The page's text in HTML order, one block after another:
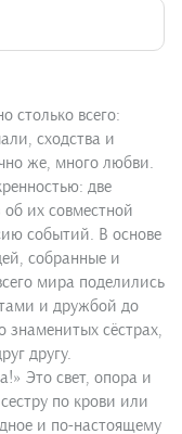
столько всего:
сходства и
же, много любви.
две
об их совместной
событий. В основе
собранные и
мира поделились
и дружбой до
знаменитых сёстрах,
другу.
Это свет, опора и
по крови или
и по-настоящему